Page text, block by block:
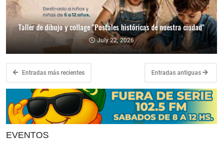
Taller de dibujo y collage "Postales históricas de nuestra ciudad"
July 22, 2026
Entradas más recientes Entradas antiguas
EVENTOS